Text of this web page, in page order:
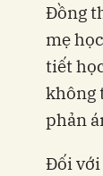
Đồng
mẹ
tiết
không
phản
Đối với